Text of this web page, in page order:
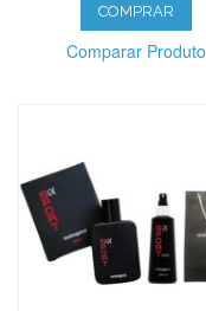
COMPRAR
Comparar Produto